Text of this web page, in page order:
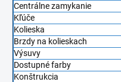
Centrálne zamykanie
Kľúče
Kolieska
Brzdy na kolieskach
Výsuvy
Dostupné farby
Konštrukcia